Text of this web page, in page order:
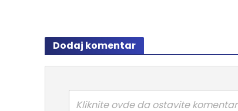
Dodaj komentar
Kliknite ovde da ostavite komentar